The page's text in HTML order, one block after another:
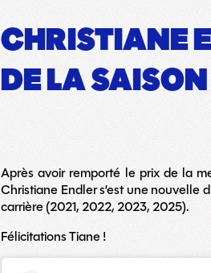
CHRISTIANE
DE LA
Après avoir remporté le prix de la
Christiane Endler s’est une nouvelle
carrière (2021, 2022, 2023, 2025).
Félicitations Tiane !